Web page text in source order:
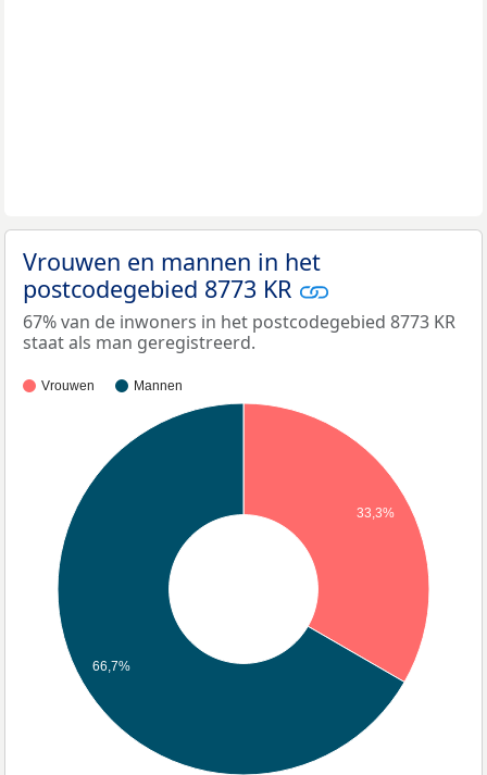
Vrouwen en mannen in het
postcodegebied 8773 KR
67% van de inwoners in het postcodegebied 8773 KR
staat als man geregistreerd.
Vrouwen Mannen
33,3%
66,7%